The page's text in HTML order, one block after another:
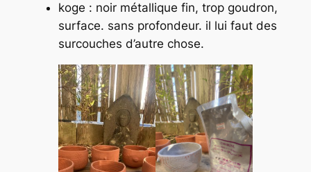
koge : noir métallique fin, trop goudron,
surface. sans profondeur. il lui faut des
surcouches d’autre chose.